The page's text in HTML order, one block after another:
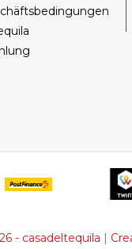
- casadeltequila |